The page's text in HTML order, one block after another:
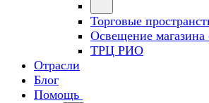
Торговые
Освещение магазина
ТРЦ РИО
Отрасли
Блог
Помощь